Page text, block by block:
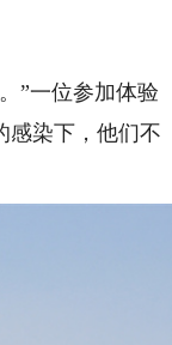
”一位参加体验
感染下，他们不